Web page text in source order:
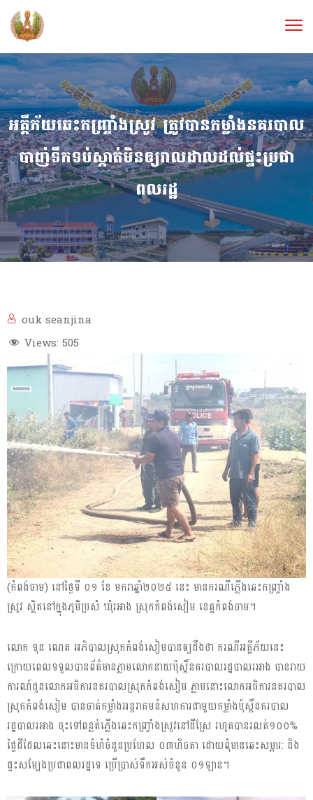
អគ្គីភ័យឆេះកញ្ច្រាំងស្រូវ ត្រូវបានកម្លាំងនគរបាល
បាញ់ទឹកទប់ស្កាត់មិនឲ្យរាលដាលដល់ផ្ទះប្រជា
ពលរដ្ឋ
ouk seanjina
Views: 505
(កំពង់ចាម) នៅថ្ងៃទី ០១ ខែ មករាឆ្នាំ២០២៥ នេះ មានករណីភ្លើងឆេះកញ្ច្រាំង
ស្រូវ ស្ថិតនៅក្នុងភូមិប្រសំ ឃុំរអាង ស្រុកកំពង់សៀម ខេត្តកំពង់ចាម។
លោក ទុន ណេត អភិបាលស្រុកកំពង់សៀមបានឲ្យដឹងថា ករណីអគ្គីភ័យនេះ
ក្រោយពេលទទួលបានព័ត៌មានភ្លាមលោកនាយប៉ុស្តិ៍នគរបាលរដ្ឋបាលរអាង បានរាយ
ការណ៍ជូនលោកអធិការនគរបាលស្រុកកំពង់សៀម ភ្លាមនោះលោកអធិការនគរបាល
ស្រុកកំពង់សៀម បានចាត់កម្លាំងអន្តរាគមន៍សហការជាមួយកម្លាំងប៉ុស្តិ៍នគរបាល
រដ្ឋបាលរអាង ចុះទៅពន្លត់ភ្លើងឆេះកញ្ច្រាំងស្រូវនៅដីស្រែ រហូតបានរលត់១០០%
ផ្ទៃដីដែលឆេះនោះមានទំហំចំនួនប្រហែល ០៣ហិចតា ដោយពុំមានឆេះសម្ភារ: និង
ផ្ទះសម្បែងប្រជាពលរដ្ឋទេ ប្រើប្រាស់ទឹកអស់ចំនួន ០១ឡាន។